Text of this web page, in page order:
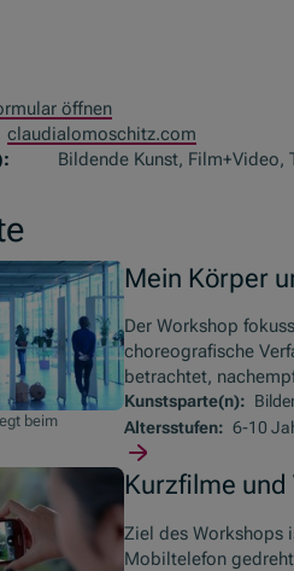
öffnen
claudialomoschitz.com
Bildende Kunst, Film+Video,
beim
Mein Körper
Der Workshop
choreografische
betrachtet,
Kunstsparte(n):
Altersstufen: 6-10
Kurzfilme
Ziel des Workshops
Mobiltelefon